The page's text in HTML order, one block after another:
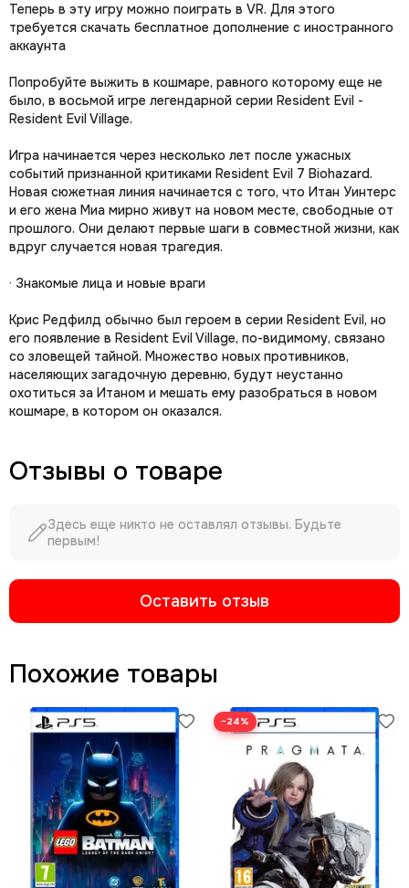
Теперь в эту игру можно поиграть в VR. Для этого
требуется скачать бесплатное дополнение с иностранного
аккаунта
Попробуйте выжить в кошмаре, равного которому еще не
было, в восьмой игре легендарной серии Resident Evil -
Resident Evil Village.
Игра начинается через несколько лет после ужасных
событий признанной критиками Resident Evil 7 Biohazard.
Новая сюжетная линия начинается с того, что Итан Уинтерс
и его жена Миа мирно живут на новом месте, свободные от
прошлого. Они делают первые шаги в совместной жизни, как
вдруг случается новая трагедия.
· Знакомые лица и новые враги
Крис Редфилд обычно был героем в серии Resident Evil, но
его появление в Resident Evil Village, по-видимому, связано
со зловещей тайной. Множество новых противников,
населяющих загадочную деревню, будут неустанно
охотиться за Итаном и мешать ему разобраться в новом
кошмаре, в котором он оказался.
Отзывы о товаре
Здесь еще никто не оставлял отзывы. Будьте
первым!
Оставить отзыв
Похожие товары
−24%